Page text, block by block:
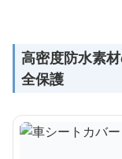
高密度防水素
全保護